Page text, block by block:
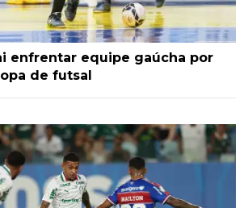
enfrentar equipe gaúcha por
de futsal